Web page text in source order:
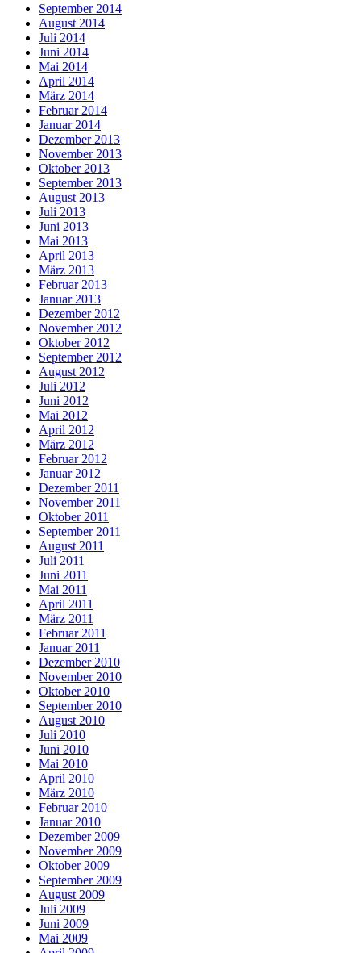
September 2014
August 2014
Juli 2014
Juni 2014
Mai 2014
April 2014
März 2014
Februar 2014
Januar 2014
Dezember 2013
November 2013
Oktober 2013
September 2013
August 2013
Juli 2013
Juni 2013
Mai 2013
April 2013
März 2013
Februar 2013
Januar 2013
Dezember 2012
November 2012
Oktober 2012
September 2012
August 2012
Juli 2012
Juni 2012
Mai 2012
April 2012
März 2012
Februar 2012
Januar 2012
Dezember 2011
November 2011
Oktober 2011
September 2011
August 2011
Juli 2011
Juni 2011
Mai 2011
April 2011
März 2011
Februar 2011
Januar 2011
Dezember 2010
November 2010
Oktober 2010
September 2010
August 2010
Juli 2010
Juni 2010
Mai 2010
April 2010
März 2010
Februar 2010
Januar 2010
Dezember 2009
November 2009
Oktober 2009
September 2009
August 2009
Juli 2009
Juni 2009
Mai 2009